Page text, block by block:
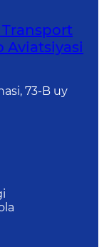
Aviatsiyasi
73-B uу